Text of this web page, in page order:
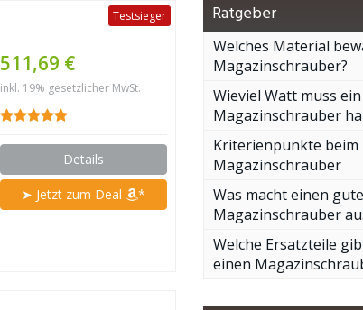
Testsieger
511,69 €
inkl. 19% gesetzlicher MwSt.
Details
➤ Jetzt zum Deal *
Ratgeber
Welches Material
Magazinschrauber?
Wieviel Watt muss ein
Magazinschrauber
Kriterienpunkte beim
Magazinschrauber
Was macht einen
Magazinschrauber
Welche Ersatzteile
einen